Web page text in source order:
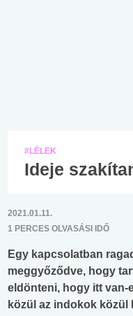
#LÉLEK
Ideje
2021.01.11.
1 PERCES OLVASÁSI IDŐ
Egy kapcsolatban
meggyőződve, hogy
eldönteni, hogy itt van-
közül az indokok közül